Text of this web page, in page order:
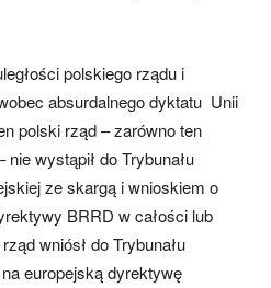
polskiego rządu i
absurdalnego dyktatu Unii
polski rząd – zarówno ten
wystąpił do Trybunału
ze skargą i wnioskiem o
BRRD w całości lub
wniósł do Trybunału
europejską dyrektywę